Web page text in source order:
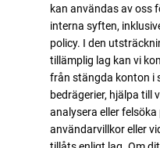
kan användas av oss
interna syften,
policy. I den
tillämplig lag kan vi
från stängda konton i
bedrägerier, hjälpa till
analysera eller
användarvillkor eller